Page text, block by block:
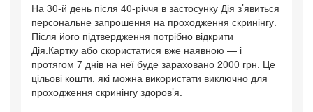
На 30-й день після 40-річчя в застосунку Дія з’явиться
персональне запрошення на проходження скринінгу.
Після його підтвердження потрібно відкрити
Дія.Картку або скористатися вже наявною — і
протягом 7 днів на неї буде зараховано 2000 грн. Це
цільові кошти, які можна використати виключно для
проходження скринінгу здоров’я.